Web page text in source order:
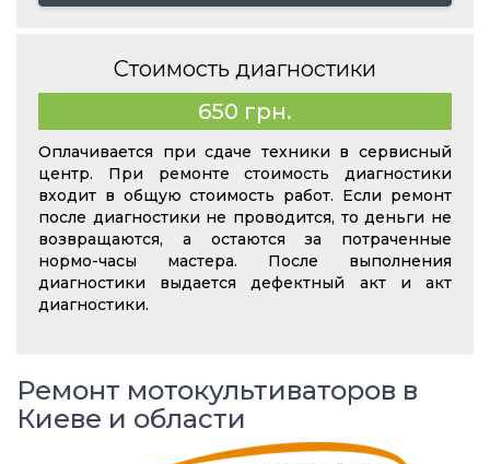
Ремонт мотокультиваторов в
Киеве и области
Стоимость диагностики
650 грн.
Оплачивается при сдаче техники в сервисный
центр. При ремонте стоимость диагностики
входит в общую стоимость работ. Если ремонт
после диагностики не проводится, то деньги не
возвращаются, а остаются за потраченные
нормо-часы мастера. После выполнения
диагностики выдается дефектный акт и акт
диагностики.